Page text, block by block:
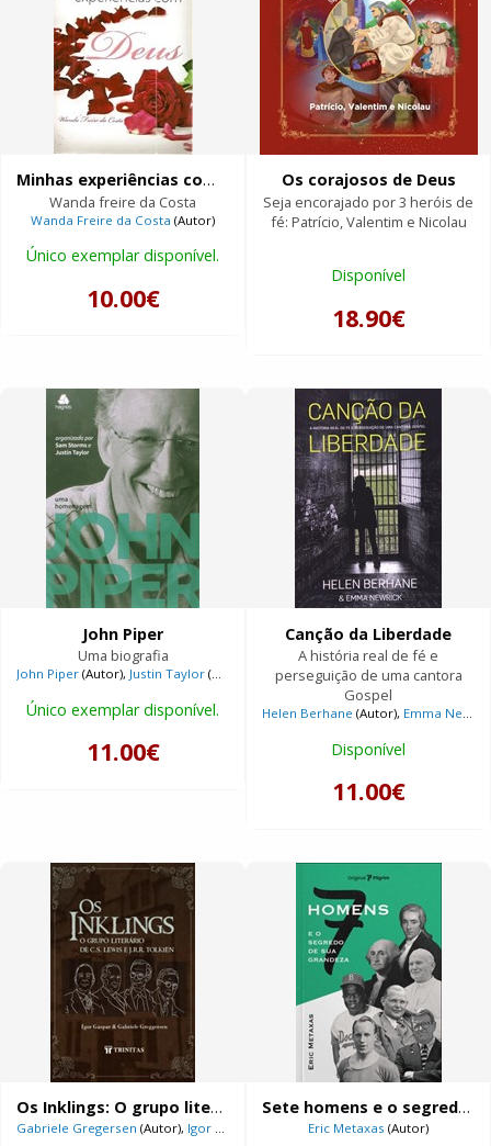
Minhas experiências com Deus
Wanda freire da Costa
Wanda Freire da Costa (Autor)
Único exemplar disponível.
10.00€
Os corajosos de Deus
Seja encorajado por 3 heróis de
fé: Patrício, Valentim e Nicolau
Disponível
18.90€
John Piper
Uma biografia
John Piper (Autor), Justin Taylor (Autor), Sam Storms(Autor)
Único exemplar disponível.
11.00€
Canção da Liberdade
A história real de fé e
perseguição de uma cantora
Gospel
Helen Berhane (Autor), Emma Newrick
Disponível
11.00€
Os Inklings: O grupo literário de C.S. Lewis e J.R.R. Tolkien
Gabriele Gregersen (Autor), Igor Gaspar
Sete homens e o segredo de sua grandeza
Eric Metaxas (Autor)